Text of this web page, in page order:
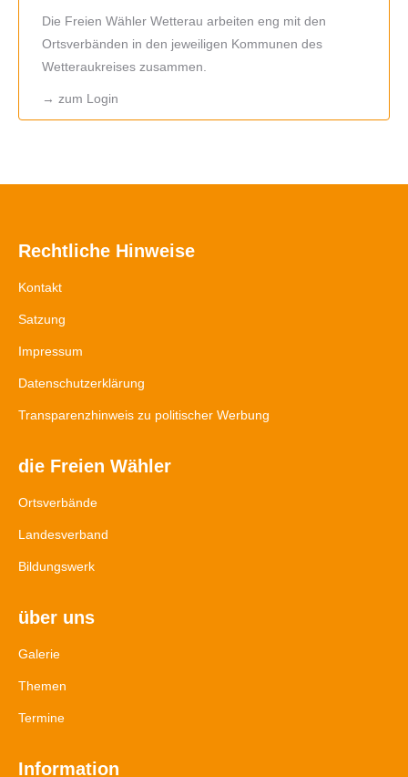
Die Freien Wähler Wetterau arbeiten eng mit den
Ortsverbänden in den jeweiligen Kommunen des
Wetteraukreises zusammen.
→ zum Login
Rechtliche Hinweise
Kontakt
Satzung
Impressum
Datenschutzerklärung
Transparenzhinweis zu politischer Werbung
die Freien Wähler
Ortsverbände
Landesverband
Bildungswerk
über uns
Galerie
Themen
Termine
Information